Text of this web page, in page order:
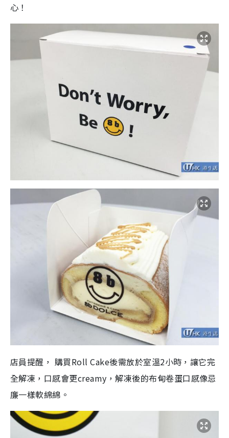
心！
店員提醒， 購買Roll Cake後需放於室溫2小時，讓它完
全解凍，口感會更creamy，解凍後的布甸卷蛋口感像忌
廉一樣軟綿綿。